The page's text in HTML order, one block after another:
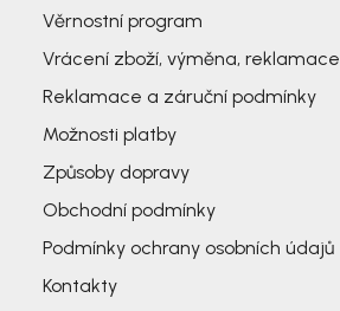
Věrnostní program
Vrácení zboží, výměna, reklamace
Reklamace a záruční podmínky
Možnosti platby
Způsoby dopravy
Obchodní podmínky
Podmínky ochrany osobních údajů
Kontakty